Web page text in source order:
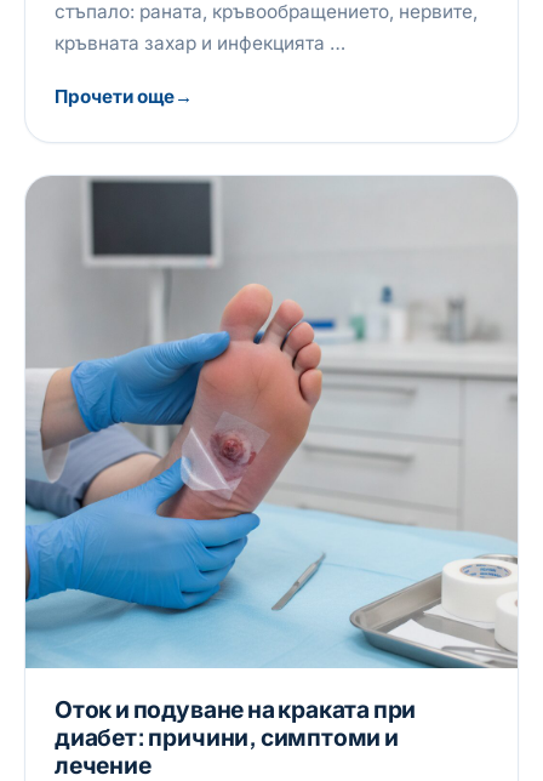
стъпало: раната, кръвообращението, нервите,
кръвната захар и инфекцията …
Прочети още
Оток и подуване на краката при
диабет: причини, симптоми и
лечение